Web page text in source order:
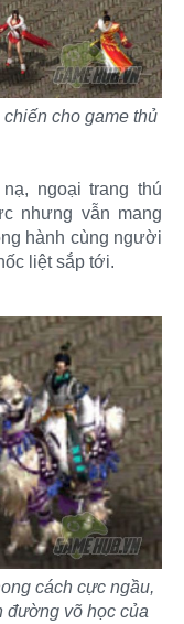
cho game thủ
ngoại trang thú
nhưng vẫn mang
hành cùng người
liệt sắp tới.
cách cực ngầu,
đường võ học của